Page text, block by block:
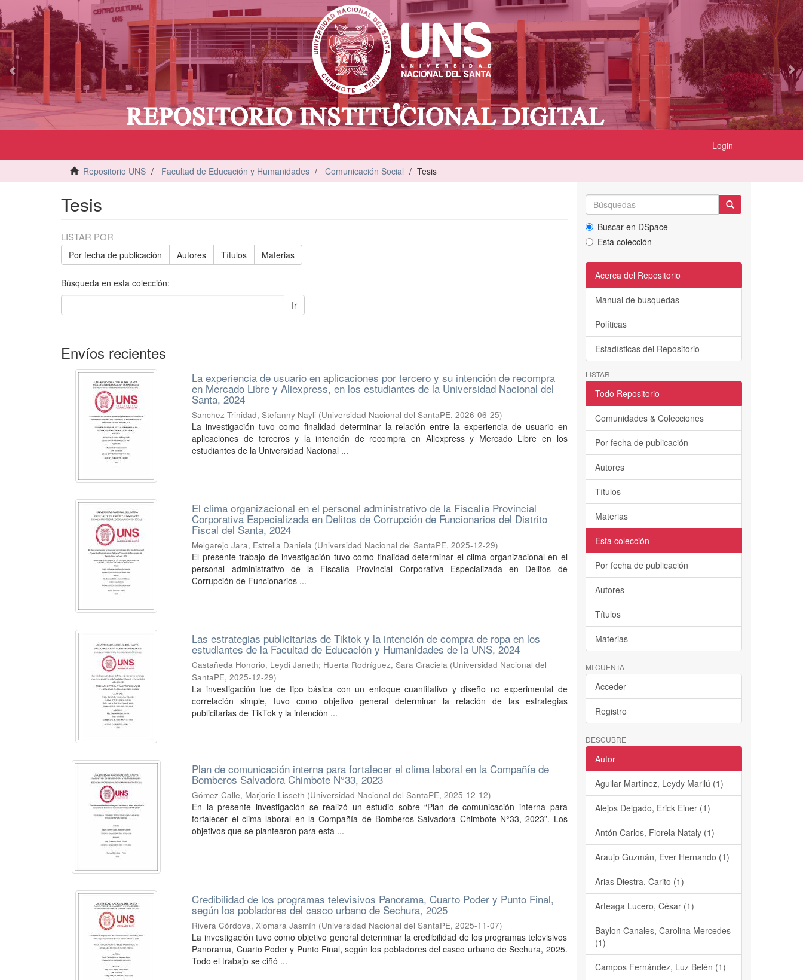
Login
Repositorio UNS Facultad de Educación y Humanidades Comunicación Social Tesis
Tesis
LISTAR POR
Por fecha de publicación Autores Títulos Materias
Búsqueda en esta colección:
Ir
Envíos recientes
La experiencia de usuario en aplicaciones por tercero y su intención de recompra
en Mercado Libre y Aliexpress, en los estudiantes de la Universidad Nacional del
Santa, 2024
Sanchez Trinidad, Stefanny Nayli (Universidad Nacional del SantaPE,2026-06-25)
La investigación tuvo como finalidad determinar la relación entre la experiencia de usuario en
aplicaciones de terceros y la intención de recompra en Aliexpress y Mercado Libre en los
estudiantes de la Universidad Nacional ...
El clima organizacional en el personal administrativo de la Fiscalía Provincial
Corporativa Especializada en Delitos de Corrupción de Funcionarios del Distrito
Fiscal del Santa, 2024
Melgarejo Jara, Estrella Daniela (Universidad Nacional del SantaPE,2025-12-29)
El presente trabajo de investigación tuvo como finalidad determinar el clima organizacional en el
personal administrativo de la Fiscalía Provincial Corporativa Especializada en Delitos de
Corrupción de Funcionarios ...
Las estrategias publicitarias de Tiktok y la intención de compra de ropa en los
estudiantes de la Facultad de Educación y Humanidades de la UNS, 2024
Castañeda Honorio, Leydi Janeth; Huerta Rodríguez, Sara Graciela (Universidad Nacional del
SantaPE,2025-12-29)
La investigación fue de tipo básica con un enfoque cuantitativo y diseño no experimental de
correlación simple, tuvo como objetivo general determinar la relación de las estrategias
publicitarias de TikTok y la intención ...
Plan de comunicación interna para fortalecer el clima laboral en la Compañía de
Bomberos Salvadora Chimbote N°33, 2023
Gómez Calle, Marjorie Lisseth (Universidad Nacional del SantaPE,2025-12-12)
En la presente investigación se realizó un estudio sobre “Plan de comunicación interna para
fortalecer el clima laboral en la Compañía de Bomberos Salvadora Chimbote N°33, 2023”. Los
objetivos que se plantearon para esta ...
Credibilidad de los programas televisivos Panorama, Cuarto Poder y Punto Final,
según los pobladores del casco urbano de Sechura, 2025
Rivera Córdova, Xiomara Jasmín (Universidad Nacional del SantaPE,2025-11-07)
La investigación tuvo como objetivo general determinar la credibilidad de los programas televisivos
Panorama, Cuarto Poder y Punto Final, según los pobladores del casco urbano de Sechura, 2025.
Todo el trabajo se ciñó ...
Buscar en DSpace
Esta colección
Acerca del Repositorio
Manual de busquedas
Políticas
Estadísticas del Repositorio
LISTAR
Todo Repositorio
Comunidades & Colecciones
Por fecha de publicación
Autores
Títulos
Materias
Esta colección
Por fecha de publicación
Autores
Títulos
Materias
MI CUENTA
Acceder
Registro
DESCUBRE
Autor
Aguilar Martínez, Leydy Marilú (1)
Alejos Delgado, Erick Einer (1)
Antón Carlos, Fiorela Nataly (1)
Araujo Guzmán, Ever Hernando (1)
Arias Diestra, Carito (1)
Arteaga Lucero, César (1)
Baylon Canales, Carolina Mercedes
(1)
Campos Fernández, Luz Belén (1)